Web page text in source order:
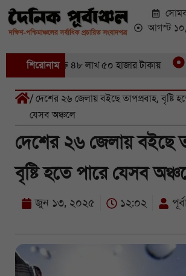
আগস্ট
শিরোনাম
মণ ইলিশবিক্রি ৪৮ লাখ ৫০ হাজার টাকায়
/ দেশের ২৬ জেলায় বইছে তাপপ্রবাহ, বৃষ্টি
যেসব অঞ্চলে
দেশের ২৬ জেলায় বইছে
বৃষ্টি হতে পারে যেসব
জুন ১৩, ২০২৫ ১২:০২